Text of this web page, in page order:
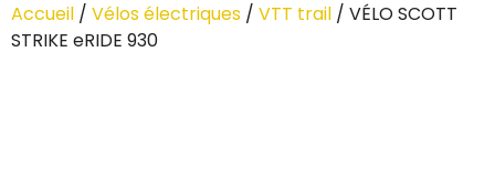
Accueil / Vélos électriques / VTT trail / VÉLO SCOTT
STRIKE eRIDE 930